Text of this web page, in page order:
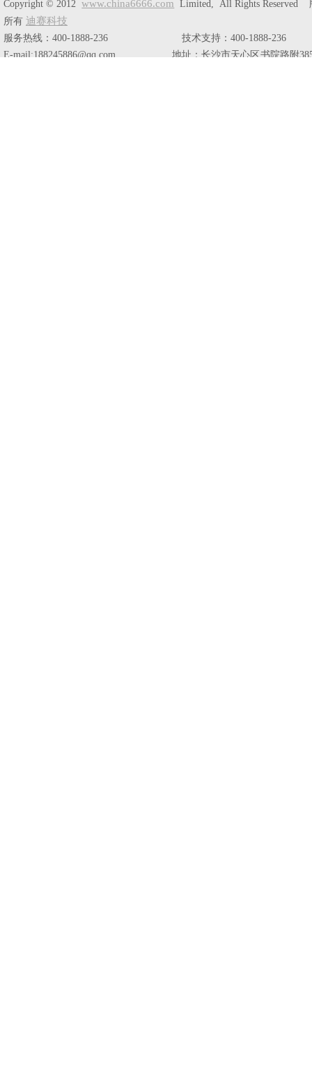
Copyright © 2012www.china6666.com Limited, All Rights Reserved
所有 迪赛科技
服务热线：400-1888-236 技术支持：400-1888-236
E-mail:188245886@qq.com 地址：长沙市天心区书院路附